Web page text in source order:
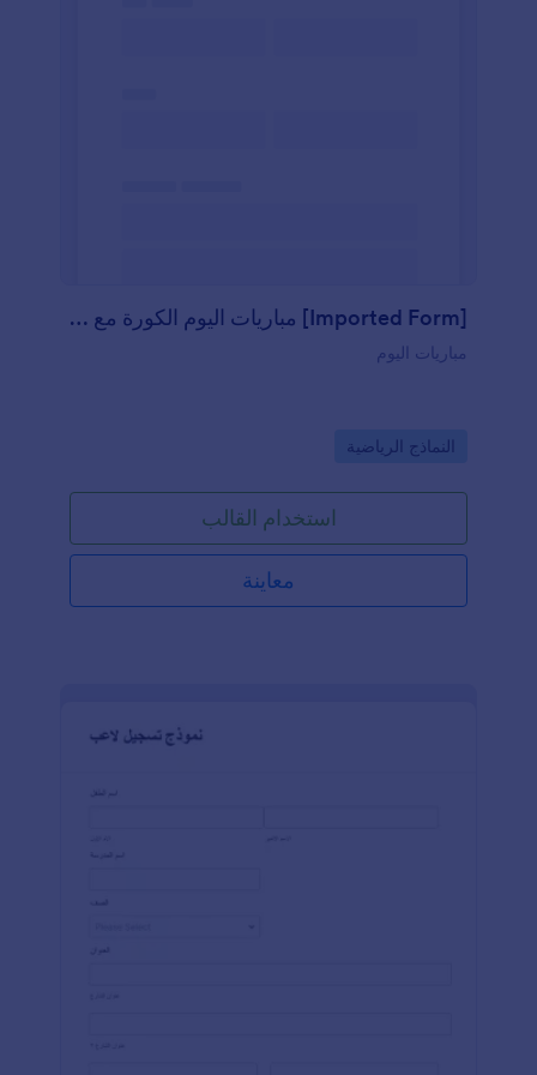
[Imported Form] مباريات اليوم الكورة مع بوكش
مباريات اليوم
Go to Category:
النماذج الرياضية
استخدام القالب
معاينة